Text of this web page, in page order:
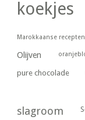
koekjes
Marokkaanse recepten
Olijven
pure chocolade
slagroom